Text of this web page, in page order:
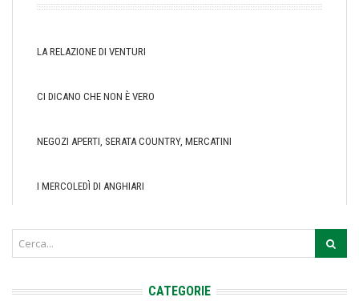
LA RELAZIONE DI VENTURI
CI DICANO CHE NON È VERO
NEGOZI APERTI, SERATA COUNTRY, MERCATINI
I MERCOLEDÌ DI ANGHIARI
CATEGORIE